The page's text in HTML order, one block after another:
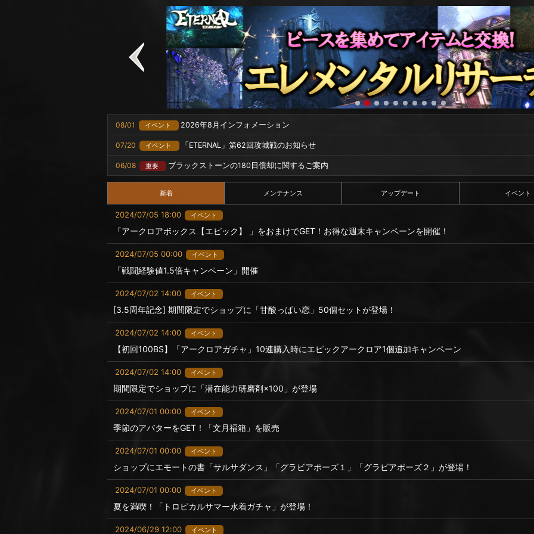
08/01 イベント 2026年8月インフォメーション
07/20 イベント 「ETERNAL」第62回攻城戦のお知らせ
06/08 重要 ブラックストーンの180日償却に関するご案内
新着 メンテナンス アップデート イベント
2024/07/05 18:00 イベント
「アークロアボックス【エピック】 」をおまけでGET！お得な週末キャンペーンを開催！
2024/07/05 00:00 イベント
「戦闘経験値1.5倍キャンペーン」開催
2024/07/02 14:00 イベント
[3.5周年記念] 期間限定でショップに「甘酸っぱい恋」50個セットが登場！
2024/07/02 14:00 イベント
【初回100BS】「アークロアガチャ」10連購入時にエピックアークロア1個追加キャンペーン
2024/07/02 14:00 イベント
期間限定でショップに「潜在能力研磨剤×100」が登場
2024/07/01 00:00 イベント
季節のアバターをGET！「文月福箱」を販売
2024/07/01 00:00 イベント
ショップにエモートの書「サルサダンス」「グラビアポーズ１」「グラビアポーズ２」が登場！
2024/07/01 00:00 イベント
夏を満喫！「トロピカルサマー水着ガチャ」が登場！
2024/06/29 12:00 イベント